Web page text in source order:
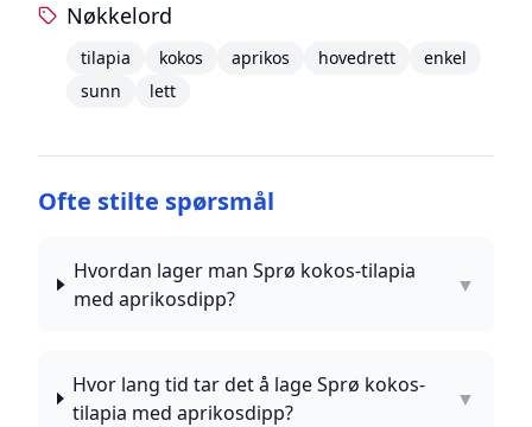
Nøkkelord
tilapia kokos aprikos hovedrett
enkel
sunn
lett
Ofte stilte spørsmål
Hvordan lager man Sprø kokos-tilapia
med aprikosdipp?
▼
Hvor lang tid tar det å lage Sprø kokos-
tilapia med aprikosdipp?
▼